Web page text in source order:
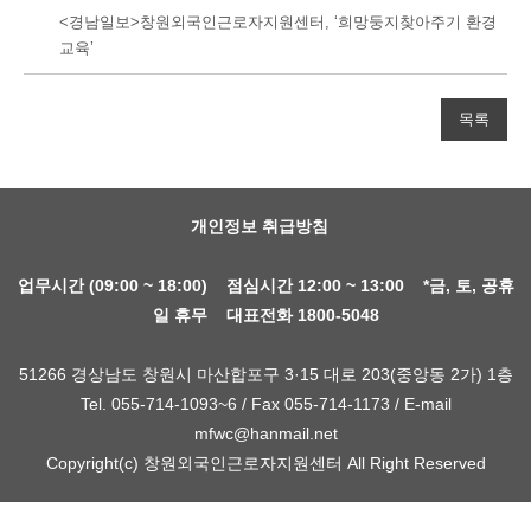
<경남일보>창원외국인근로자지원센터, ‘희망둥지찾아주기 환경
교육’
목록
개인정보 취급방침
업무시간 (09:00 ~ 18:00) 점심시간 12:00 ~ 13:00 *금, 토, 공휴
일 휴무 대표전화 1800-5048
51266 경상남도 창원시 마산합포구 3·15 대로 203(중앙동 2가) 1층
Tel. 055-714-1093~6 / Fax 055-714-1173 / E-mail
mfwc@hanmail.net
Copyright(c) 창원외국인근로자지원센터 All Right Reserved